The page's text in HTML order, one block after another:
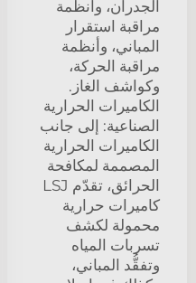
الجدران، وأنظمة
مراقبة استقرار
المباني، وأنظمة
مراقبة الحركة،
وكواشف الغاز.
الكاميرات الحرارية
الصناعية: إلى جانب
الكاميرات الحرارية
المصممة لمكافحة
الحرائق، تقدّم LSJ
كاميرات حرارية
محمولة لكشف
تسربات المياه
وتفقُّد المباني،